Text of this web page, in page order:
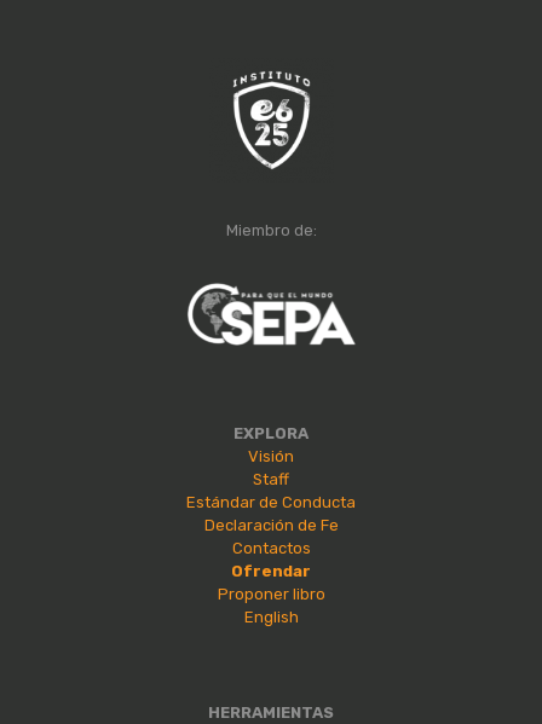
Miembro de:
EXPLORA
Visión
Staff
Estándar de Conducta
Declaración de Fe
Contactos
Ofrendar
Proponer libro
English
HERRAMIENTAS